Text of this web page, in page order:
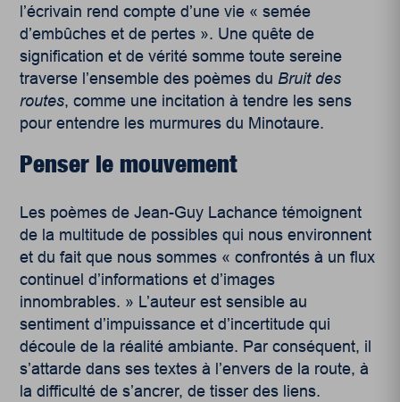
l’écrivain rend compte d’une vie « semée
d’embûches et de pertes ». Une quête de
signification et de vérité somme toute sereine
traverse l’ensemble des poèmes du Bruit des
routes, comme une incitation à tendre les sens
pour entendre les murmures du Minotaure.
Penser le mouvement
Les poèmes de Jean-Guy Lachance témoignent
de la multitude de possibles qui nous environnent
et du fait que nous sommes « confrontés à un flux
continuel d’informations et d’images
innombrables. » L’auteur est sensible au
sentiment d’impuissance et d’incertitude qui
découle de la réalité ambiante. Par conséquent, il
s’attarde dans ses textes à l’envers de la route, à
la difficulté de s’ancrer, de tisser des liens.